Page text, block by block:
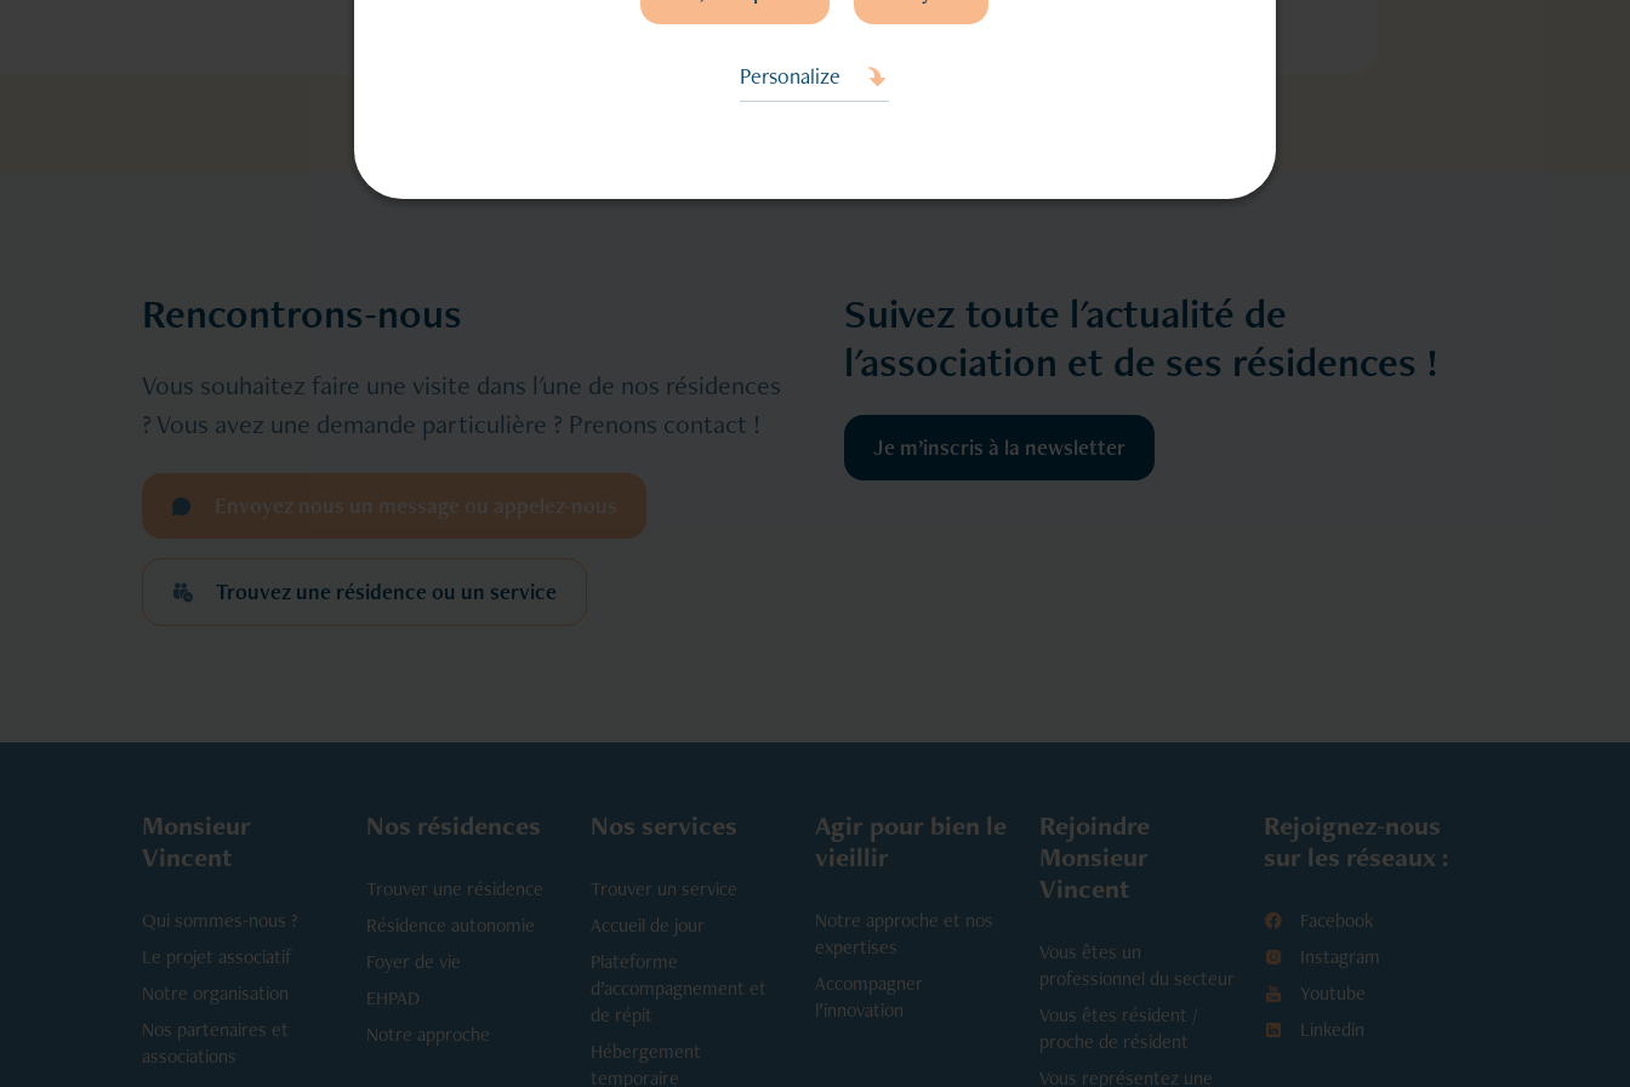
Rencontrons-nous
Vous souhaitez faire une visite dans l'une de nos résidences
? Vous avez une demande particulière ? Prenons contact !
Envoyez nous un message ou appelez-nous
Trouvez une résidence ou un service
Suivez toute l'actualité de
l'association et de ses résidences !
Je m’inscris à la newsletter
Monsieur
Vincent
Qui sommes-nous ?
Le projet associatif
Notre organisation
Nos partenaires et
associations
Nos résidences
Trouver une résidence
Résidence autonomie
Foyer de vie
EHPAD
Notre approche
Nos services
Trouver un service
Accueil de jour
Plateforme
d’accompagnement et
de répit
Hébergement
temporaire
Agir pour bien le
vieillir
Notre approche et nos
expertises
Accompagner
l’innovation
Rejoindre
Monsieur
Vincent
Vous êtes un
professionnel du secteur
Vous êtes résident /
proche de résident
Vous représentez une
Rejoignez-nous
sur les réseaux :
Facebook
Instagram
Youtube
Linkedin
Personalize